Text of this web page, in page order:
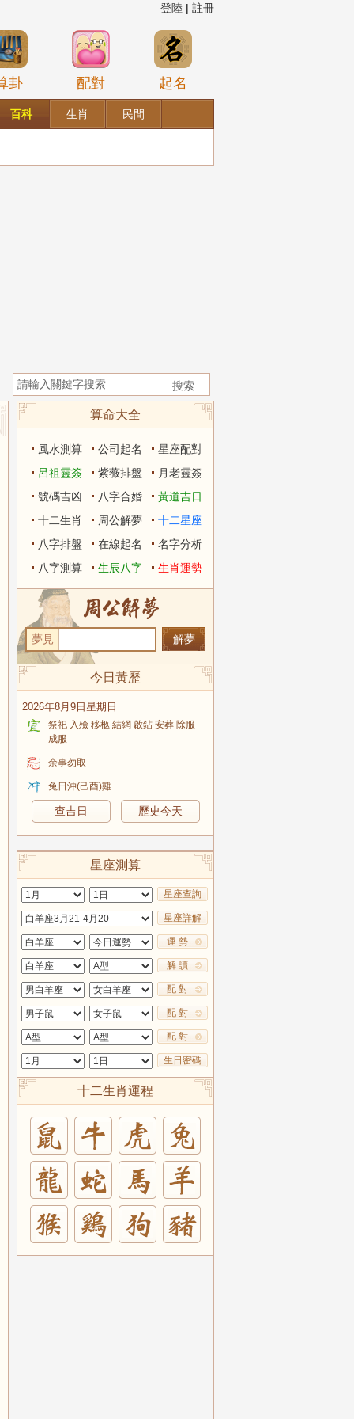
登陸 | 註冊
卦 配對 起名
百科 生肖 民間
算命大全
風水測算 公司起名
星座配對
呂祖靈簽
紫薇排盤
月老靈簽
號碼吉凶
八字合婚
黃道吉日
十二生肖
周公解夢
十二星座
八字排盤
在線起名
名字分析
八字測算
生辰八字 生肖運勢
夢見
今日黃歷
2026年8月9日星期日
祭祀 入殮 移柩 結網 啟鉆 安葬 除服
成服
余事勿取
兔日沖(己酉)雞
查吉日 歷史今天
星座測算
星座查詢
星座詳解
運 勢
解 讀
配 對
配 對
配 對
生日密碼
十二生肖運程